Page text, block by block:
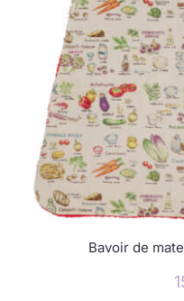
Bavoir de